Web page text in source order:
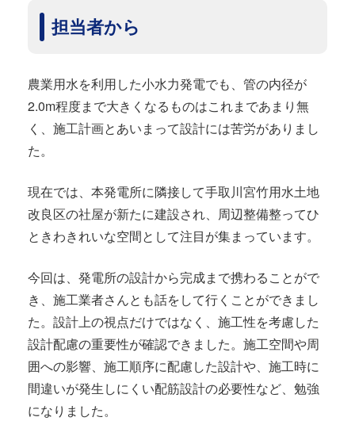
担当者から
農業用水を利用した小水力発電でも、管の内径が
2.0m程度まで大きくなるものはこれまであまり無
く、施工計画とあいまって設計には苦労がありまし
た。
現在では、本発電所に隣接して手取川宮竹用水土地
改良区の社屋が新たに建設され、周辺整備整ってひ
ときわきれいな空間として注目が集まっています。
今回は、発電所の設計から完成まで携わることがで
き、施工業者さんとも話をして行くことができまし
た。設計上の視点だけではなく、施工性を考慮した
設計配慮の重要性が確認できました。施工空間や周
囲への影響、施工順序に配慮した設計や、施工時に
間違いが発生しにくい配筋設計の必要性など、勉強
になりました。